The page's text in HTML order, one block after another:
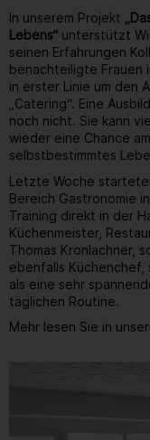
In unserem Projekt
Lebens“ unterstützt
seinen Erfahrungen
benachteiligte Frauen
in erster Linie um den
„Catering“. Eine
noch nicht. Sie kann
wieder eine Chance
selbstbestimmtes
Letzte Woche
Bereich Gastronomie
Training direkt in der
Küchenmeister,
Thomas Kronlachner,
ebenfalls Küchenchef,
als eine sehr
täglichen Routine.
Mehr lesen Sie in